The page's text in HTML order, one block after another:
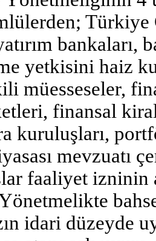
bankaları,
yetkisini haiz
müesseseler,
finansal
kuruluşları,
mevzuatı
faaliyet izninin
idari düzeyde